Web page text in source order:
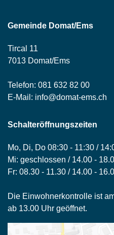
Gemeinde Domat/Ems
Tircal 11
7013 Domat/Ems
Telefon: 081 632 82 00
E-Mail: info@domat-ems.ch
Schalteröffnungszeiten
Mo, Di, Do 08:30 - 11:30 /
Mi: geschlossen / 14.00 -
Fr: 08.30 - 11.30 / 14.00 -
Die Einwohnerkontrolle ist
ab 13.00 Uhr geöffnet.